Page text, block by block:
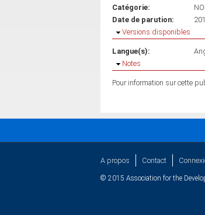
Catégorie:
Date de parution:
Masquer
Versions disponibles
Langue(s):
Masquer
Notes
Pour information sur cette
A propos Contact
© 2015 Association for the